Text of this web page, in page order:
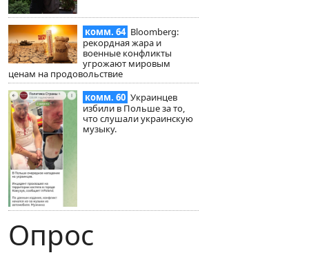
комм. 64 Bloomberg:
рекордная жара и
военные конфликты
угрожают мировым
ценам на продовольствие
комм. 60 Украинцев
избили в Польше за то,
что слушали украинскую
музыку.
Опрос